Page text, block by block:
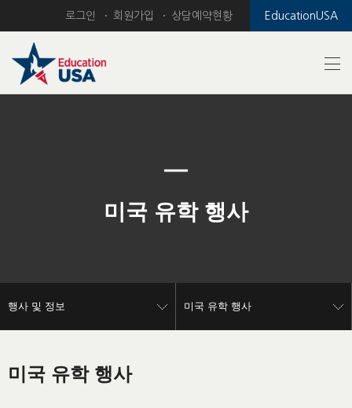
EducationUSA
로그인 회원가입 상담예약현황
미국 유학 행사
행사 및 정보 미국 유학 행사
미국 유학 행사